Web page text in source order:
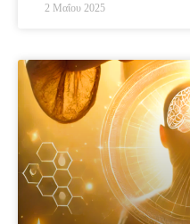
2 Μαΐου 2025